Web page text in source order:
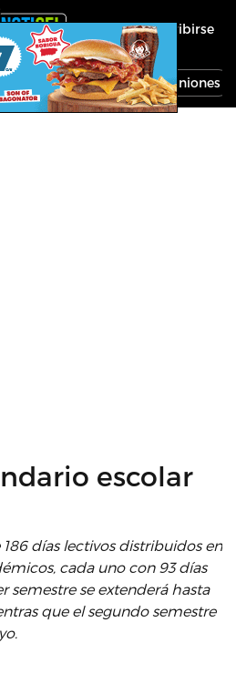
Inscribirse
Economía Opiniones
escolar
días lectivos distribuidos en
cada uno con 93 días
semestre se extenderá hasta
que el segundo semestre